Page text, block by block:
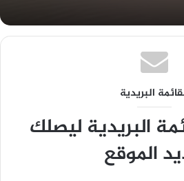
البريدية
البريدية ليصلك
الموقع